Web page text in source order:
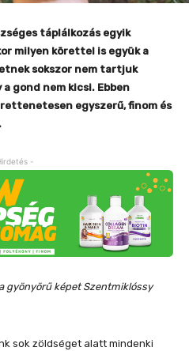
táplálkozás egyik
milyen körettel is együk a
sokszor nem tartjuk
gond nem kicsi. Ebben
egyszerű, finom és
-
gyönyörű képet Szentmiklóssy
sok zöldséget alatt mindenki